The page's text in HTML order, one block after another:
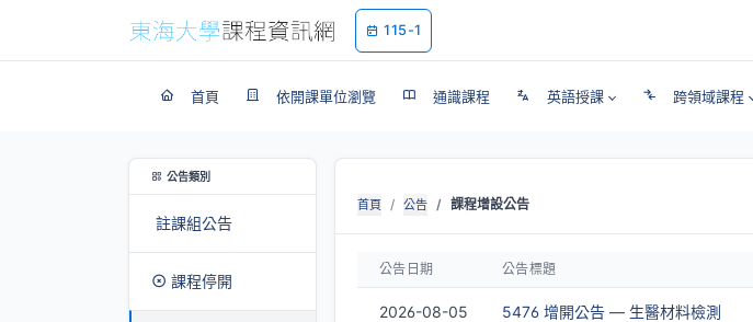
115-1
首頁 依開課單位瀏覽 通識課程 英語授課 跨領域課程
公告類別
註課組公告
課程停開
首頁 公告 課程增設公告
公告日期 公告標題
2026-08-05 5476 增開公告 — 生醫材料檢測